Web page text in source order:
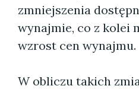
zmniejszenia
wynajmie, co z kolei
wzrost cen wynajmu.
W obliczu takich